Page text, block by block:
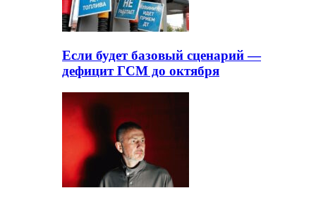
Если будет базовый сценарий —
дефицит ГСМ до октября